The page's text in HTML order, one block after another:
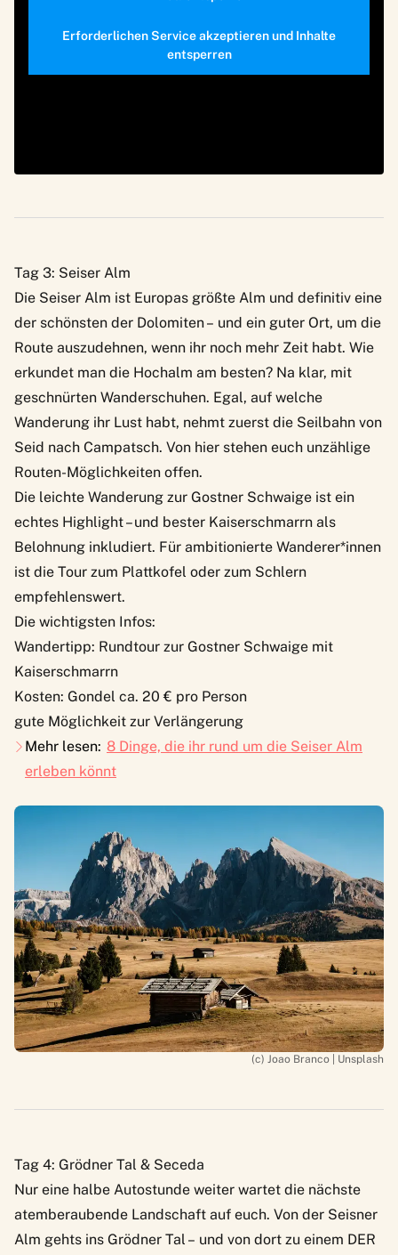
Erforderlichen Service akzeptieren und Inhalte
entsperren
Tag 3: Seiser Alm
Die Seiser Alm ist Europas größte Alm und definitiv eine
der schönsten der Dolomiten – und ein guter Ort, um die
Route auszudehnen, wenn ihr noch mehr Zeit habt. Wie
erkundet man die Hochalm am besten? Na klar, mit
geschnürten Wanderschuhen. Egal, auf welche
Wanderung ihr Lust habt, nehmt zuerst die Seilbahn von
Seid nach Campatsch. Von hier stehen euch unzählige
Routen-Möglichkeiten offen.
Die leichte Wanderung zur Gostner Schwaige ist ein
echtes Highlight – und bester Kaiserschmarrn als
Belohnung inkludiert. Für ambitionierte Wanderer*innen
ist die Tour zum Plattkofel oder zum Schlern
empfehlenswert.
Die wichtigsten Infos:
Wandertipp: Rundtour zur Gostner Schwaige mit
Kaiserschmarrn
Kosten: Gondel ca. 20 € pro Person
gute Möglichkeit zur Verlängerung
Mehr lesen: 8 Dinge, die ihr rund um die Seiser Alm
erleben könnt
(c) Joao Branco | Unsplash
Tag 4: Grödner Tal & Seceda
Nur eine halbe Autostunde weiter wartet die nächste
atemberaubende Landschaft auf euch. Von der Seisner
Alm gehts ins Grödner Tal – und von dort zu einem DER